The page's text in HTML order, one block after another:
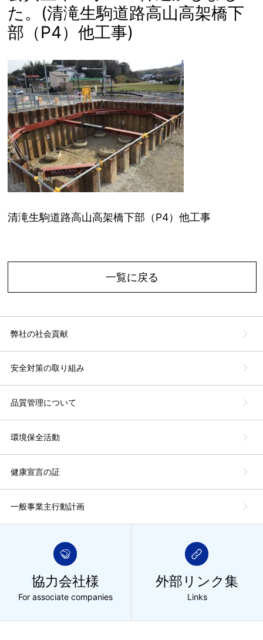
た。(清滝生駒道路高山高架橋下
部（P4）他工事)
清滝生駒道路高山高架橋下部（P4）他工事
一覧に戻る
弊社の社会貢献
安全対策の取り組み
品質管理について
環境保全活動
健康宣言の証
一般事業主行動計画
協力会社様
For associate companies
外部リンク集
Links